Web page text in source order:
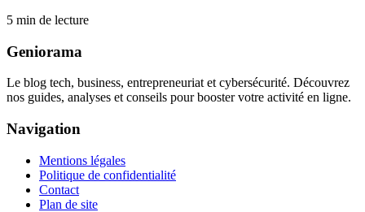
5 min de lecture
Geniorama
Le blog tech, business, entrepreneuriat et cybersécurité. Découvrez
nos guides, analyses et conseils pour booster votre activité en ligne.
Navigation
Mentions légales
Politique de confidentialité
Contact
Plan de site